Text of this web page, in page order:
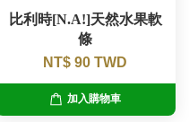
比利時[N.A!]天然水果軟
條
NT$ 90 TWD
加入購物車